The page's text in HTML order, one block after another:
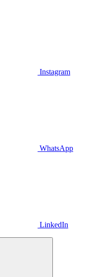
Instagram
WhatsApp
LinkedIn